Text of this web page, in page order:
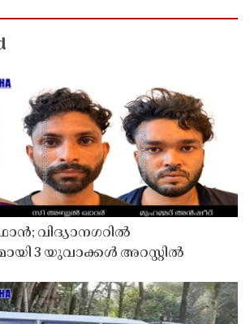
വിദ്യാനഗറിൽ
3 യുവാക്കൾ അറസ്റ്റിൽ